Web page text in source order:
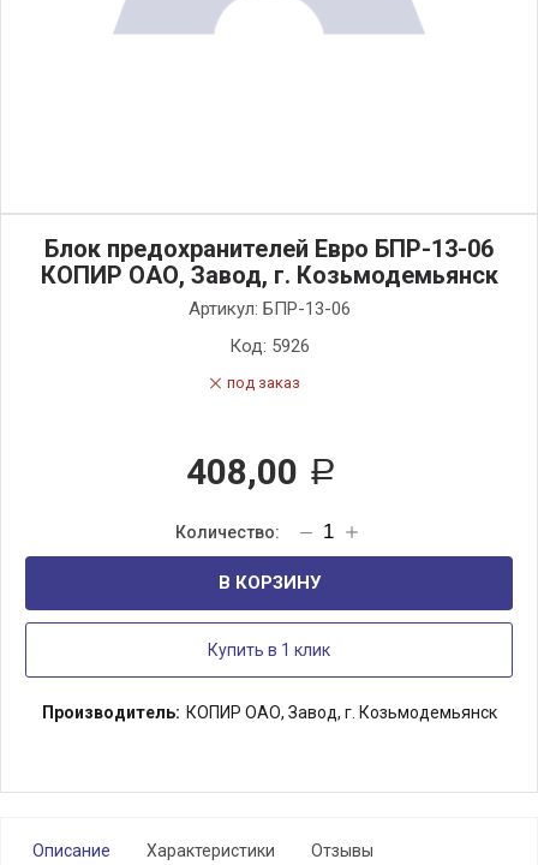
Блок предохранителей Евро БПР-13-06
КОПИР ОАО, Завод, г. Козьмодемьянск
Артикул: БПР-13-06
Код: 5926
под заказ
408,00 Р
В КОРЗИНУ
Купить в 1 клик
Производитель: КОПИР ОАО, Завод, г. Козьмодемьянск
Описание Характеристики Отзывы